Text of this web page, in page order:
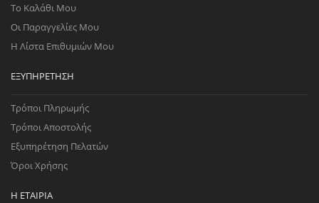
Το Καλάθι Μου
Οι Παραγγελίες Μου
Η Λίστα Επιθυμιών Μου
ΕΞΥΠΗΡΈΤΗΣΗ
Τρόποι Πληρωμής
Τρόποι Αποστολής
Εξυπηρέτηση Πελατών
Όροι Χρήσης
Η ΕΤΑΙΡΊΑ